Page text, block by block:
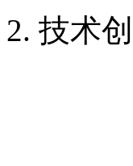
2. 技术